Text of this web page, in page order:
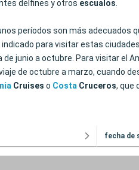
delfines y otros escualos
períodos son más adecuados
para visitar estas
junio a octubre. Para visitar el
de octubre a marzo, cuando
Cruises o Costa Cruceros, que
fecha de